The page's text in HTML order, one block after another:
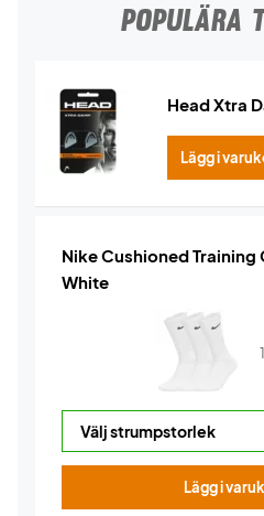
POPULÄRA
Head Xtra
Lägg i
Nike Cushioned
White
Lägg i